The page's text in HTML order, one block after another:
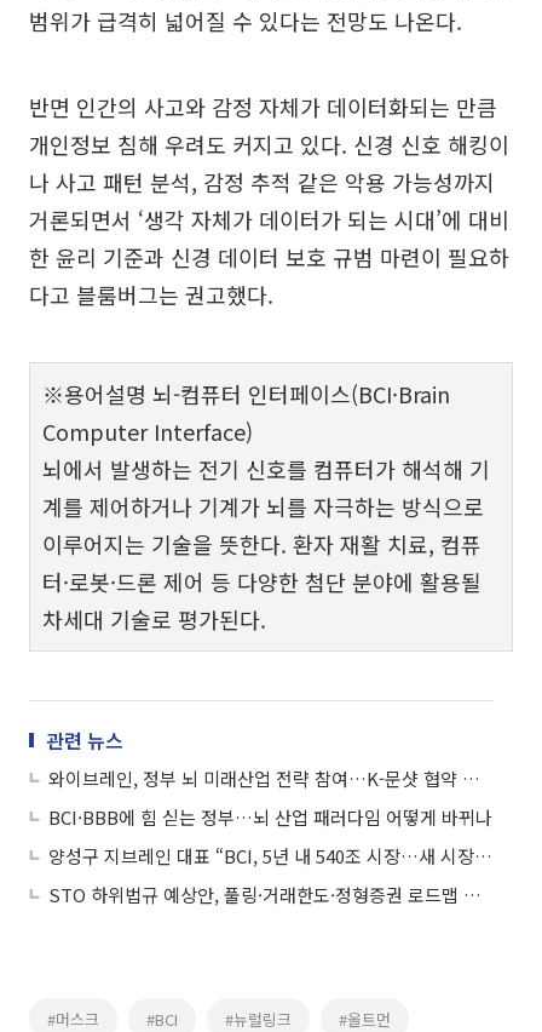
범위가 급격히 넓어질 수 있다는 전망도 나온다.
반면 인간의 사고와 감정 자체가 데이터화되는 만큼
개인정보 침해 우려도 커지고 있다. 신경 신호 해킹이
나 사고 패턴 분석, 감정 추적 같은 악용 가능성까지
거론되면서 ‘생각 자체가 데이터가 되는 시대’에 대비
한 윤리 기준과 신경 데이터 보호 규범 마련이 필요하
다고 블룸버그는 권고했다.
※용어설명 뇌-컴퓨터 인터페이스(BCI·Brain
Computer Interface)
뇌에서 발생하는 전기 신호를 컴퓨터가 해석해 기
계를 제어하거나 기계가 뇌를 자극하는 방식으로
이루어지는 기술을 뜻한다. 환자 재활 치료, 컴퓨
터·로봇·드론 제어 등 다양한 첨단 분야에 활용될
차세대 기술로 평가된다.
관련 뉴스
와이브레인, 정부 뇌 미래산업 전략 참여…K-문샷 협약 체결
BCI·BBB에 힘 싣는 정부…뇌 산업 패러다임 어떻게 바뀌나
양성구 지브레인 대표 “BCI, 5년 내 540조 시장…새 시장 개척할 것”
STO 하위법규 예상안, 풀링·거래한도·정형증권 로드맵 제시
#머스크 #BCI #뉴럴링크 #올트먼